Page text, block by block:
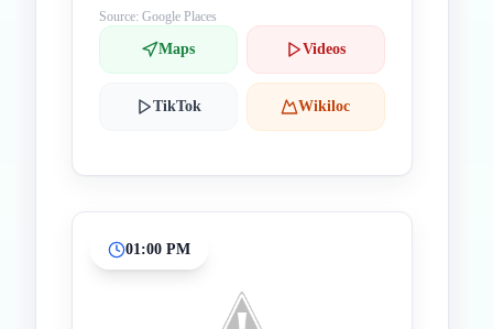
Source: Google Places
Maps Videos
TikTok Wikiloc
01:00 PM